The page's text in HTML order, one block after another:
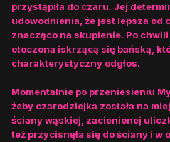
przystąpiła do czaru. Jej
udowodnienia, że jest lepsza od
znacząco na skupienie. Po chwili
otoczona iskrzącą się bańską,
charakterystyczny odgłos.
Momentalnie po przeniesieniu
żeby czarodziejka została na
ściany wąskiej, zacienionej
też przycisnęła się do ściany i w